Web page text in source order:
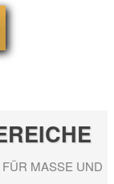
FÜR MASSE UND